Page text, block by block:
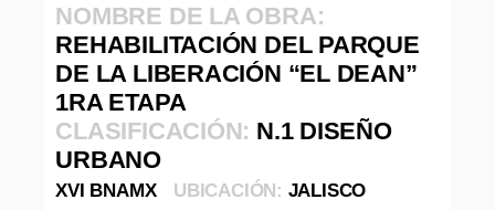
NOMBRE DE LA OBRA:
REHABILITACIÓN DEL PARQUE
DE LA LIBERACIÓN “EL DEAN”
1RA ETAPA
CLASIFICACIÓN: N.1 DISEÑO
URBANO
XVI BNAMX UBICACIÓN: JALISCO